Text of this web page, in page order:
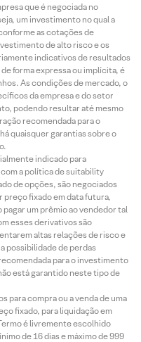
que é negociada no
um investimento no qual a
as cotações de
de alto risco e os
indicativos de resultados
forma expressa ou implícita, é
As condições de mercado, o
da empresa e do setor
podendo resultar até mesmo
recomendada para o
quaisquer garantias sobre o
indicado para
a política de suitability
de opções, são negociados
preço fixado em data futura,
um prêmio ao vendedor tal
esses derivativos são
altas relações de risco e
possibilidade de perdas
para o investimento
está garantido neste tipo de
para compra ou a venda de uma
fixado, para liquidação em
é livremente escolhido
de 16 dias e máximo de 999